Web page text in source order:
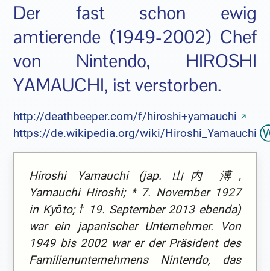
Der fast schon ewig
amtierende (1949-2002) Chef
von Nintendo, HIROSHI
YAMAUCHI, ist verstorben.
http://deathbeeper.com/f/hiroshi+yamauchi
https://de.wikipedia.org/wiki/Hiroshi_Yamauchi
Hiroshi Yamauchi (jap. 山内 溥,
Yamauchi Hiroshi; * 7. November 1927
in Kyōto; † 19. September 2013 ebenda)
war ein japanischer Unternehmer. Von
1949 bis 2002 war er der Präsident des
Familienunternehmens Nintendo, das